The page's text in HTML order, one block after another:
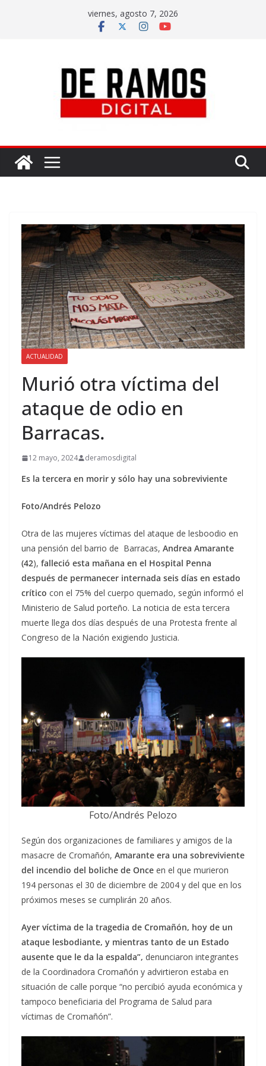
viernes, agosto 7, 2026
ACTUALIDAD
Murió otra víctima del
ataque de odio en
Barracas.
12 mayo, 2024 deramosdigital
Es la tercera en morir y sólo hay una sobreviviente
Foto/Andrés Pelozo
Otra de las mujeres víctimas del ataque de lesboodio en
una pensión del barrio de Barracas, Andrea Amarante
(42), falleció esta mañana en el Hospital Penna
después de permanecer internada seis días en estado
crítico con el 75% del cuerpo quemado, según informó el
Ministerio de Salud porteño. La noticia de esta tercera
muerte llega dos días después de una Protesta frente al
Congreso de la Nación exigiendo Justicia.
Foto/Andrés Pelozo
Según dos organizaciones de familiares y amigos de la
masacre de Cromañón, Amarante era una sobreviviente
del incendio del boliche de Once en el que murieron
194 personas el 30 de diciembre de 2004 y del que en los
próximos meses se cumplirán 20 años.
Ayer víctima de la tragedia de Cromañón, hoy de un
ataque lesbodiante, y mientras tanto de un Estado
ausente que le da la espalda”, denunciaron integrantes
de la Coordinadora Cromañón y advirtieron estaba en
situación de calle porque “no percibió ayuda económica y
tampoco beneficiaria del Programa de Salud para
víctimas de Cromañón”.